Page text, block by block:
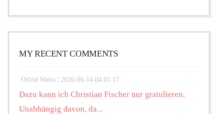
MY RECENT COMMENTS
Otfrid Weiss | 2026-06-14 04:01:17
Dazu kann ich Christian Fischer nur gratulieren.
Unabhängig davon, da...